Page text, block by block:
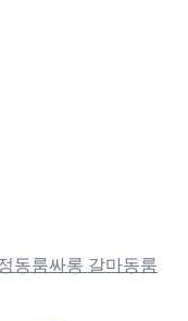
동룸싸롱 갈마동룸